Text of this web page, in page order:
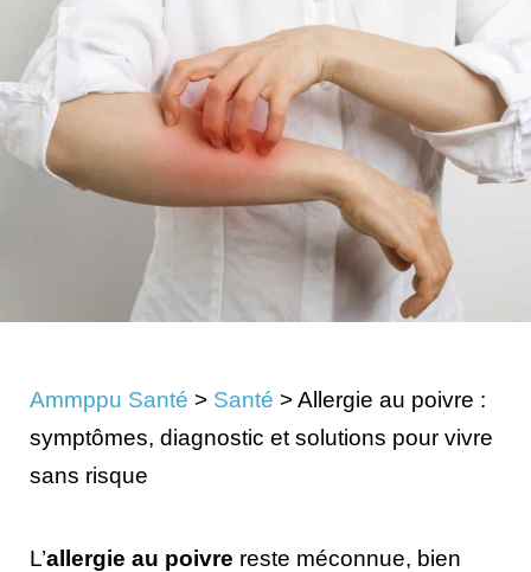
Ammppu Santé > Santé >Allergie au poivre :
symptômes, diagnostic et solutions pour vivre
sans risque
L’allergie au poivre reste méconnue, bien